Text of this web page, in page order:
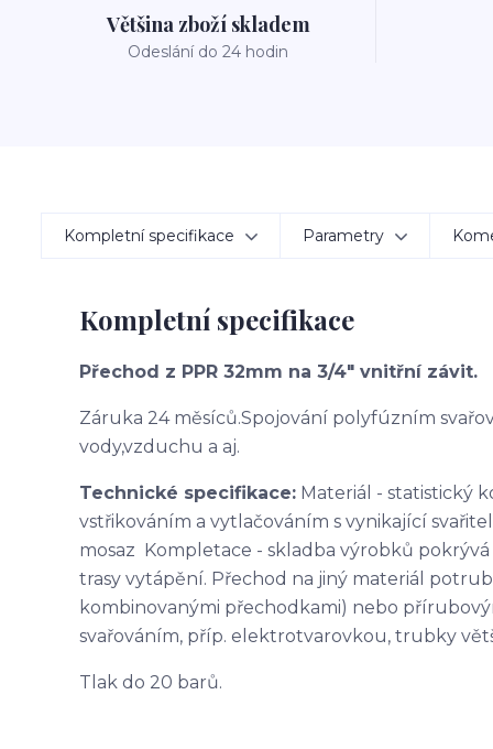
Většina zboží skladem
Odeslání do 24 hodin
Kompletní specifikace Parametry
Kompletní specifikace
Přechod z PPR 32mm na 3/4" vnitřní závit.
Záruka 24 měsíců.Spojování polyfúzním
vody,vzduchu a aj.
Technické specifikace: Materiál - statistický
vstřikováním a vytlačováním s vynikající
mosaz Kompletace - skladba výrobků
trasy vytápění. Přechod na jiný materiál
kombinovanými přechodkami) nebo
svařováním, příp. elektrotvarovkou, trubky
Tlak do 20 barů.